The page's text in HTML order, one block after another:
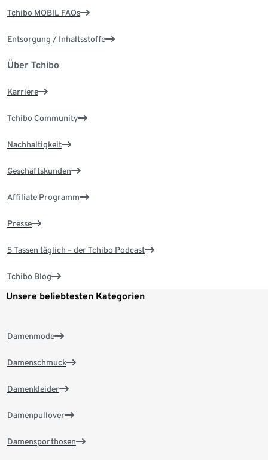
Tchibo MOBIL FAQs
Entsorgung / Inhaltsstoffe
Über Tchibo
Karriere
Tchibo Community
Nachhaltigkeit
Geschäftskunden
Affiliate Programm
Presse
5 Tassen täglich – der Tchibo Podcast
Tchibo Blog
Unsere beliebtesten Kategorien
Damenmode
Damenschmuck
Damenkleider
Damenpullover
Damensporthosen